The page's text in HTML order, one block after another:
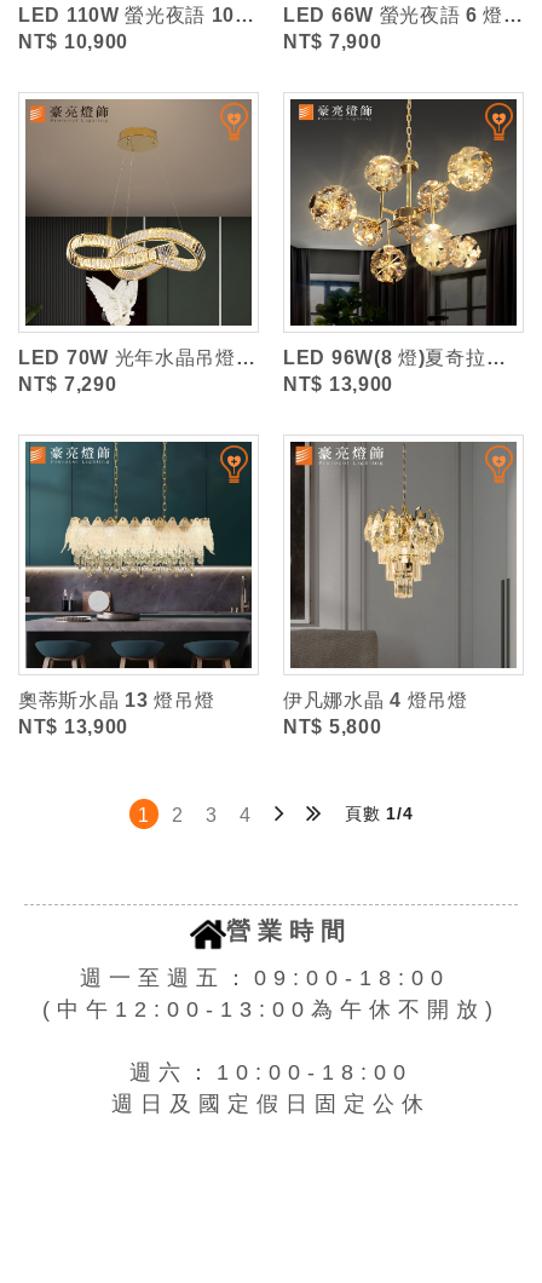
LED 110W 螢光夜語 10 燈水晶吊燈 (三色光)
NT$ 10,900
LED 66W 螢光夜語 6 燈水晶吊燈 (三色光)
NT$ 7,900
LED 70W 光年水晶吊燈(三色光)
NT$ 7,290
LED 96W(8 燈)夏奇拉水晶吊燈
NT$ 13,900
奧蒂斯水晶 13 燈吊燈
NT$ 13,900
伊凡娜水晶 4 燈吊燈
NT$ 5,800
1 2 3 4 頁數 1/4
營業時間
週一至週五：09:00-18:00
(中午12:00-13:00為午休不開放)
週六：10:00-18:00
週日及國定假日固定公休